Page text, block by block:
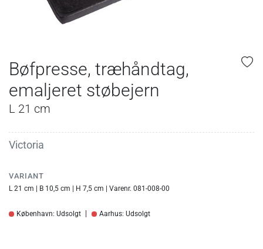
Bøfpresse, træhåndtag,
emaljeret støbejern
L 21 cm
Victoria
VARIANT
L 21 cm | B 10,5 cm | H 7,5 cm | Varenr. 081-008-00
København: Udsolgt Aarhus: Udsolgt